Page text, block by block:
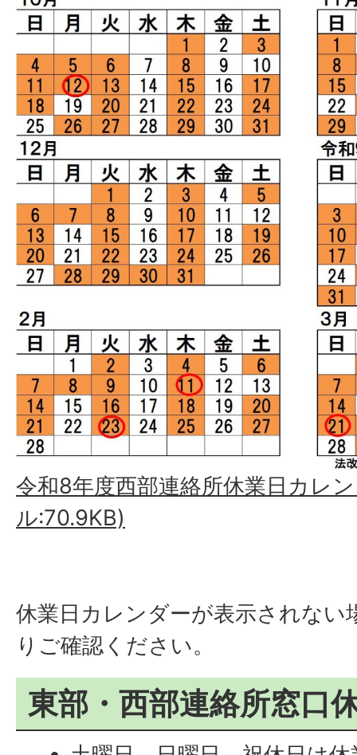
令和8年度西部連絡所休業日カレ
ル:70.9KB)
休業日カレンダーが表示されない
りご確認ください。
東部・西部連絡所窓口